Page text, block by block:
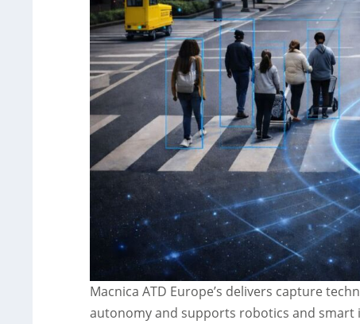
Macnica ATD Europe’s delivers capture
autonomy and supports robotics and